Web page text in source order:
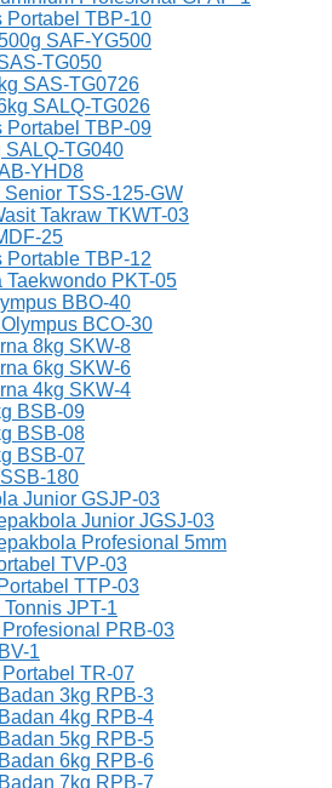
Portabel TBP-10
SAF-YG500
TG050
SAS-TG0726
SALQ-TG026
Portabel TBP-09
SALQ-TG040
YHD8
TSS-125-GW
Takraw TKWT-03
25
Portable TBP-12
PKT-05
BBO-40
BCO-30
8kg SKW-8
6kg SKW-6
4kg SKW-4
BSB-09
BSB-08
BSB-07
180
Junior GSJP-03
Junior JGSJ-03
Profesional 5mm
TVP-03
TTP-03
JPT-1
PRB-03
1
TR-07
3kg RPB-3
4kg RPB-4
5kg RPB-5
6kg RPB-6
7kg RPB-7